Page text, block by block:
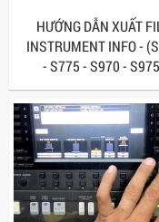
HƯỚNG DẪN XUẤT
INSTRUMENT INFO -
- S775 - S970 -